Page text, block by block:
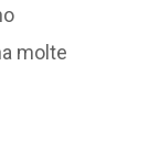
molte